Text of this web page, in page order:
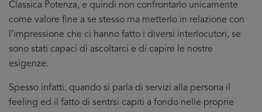
Classica Potenza, e quindi non confrontarlo unicamente
come valore fine a se stesso ma metterlo in relazione con
l’impressione che ci hanno fatto i diversi interlocutori, se
sono stati capaci di ascoltarci e di capire le nostre
esigenze.
Spesso infatti, quando si parla di servizi alla persona il
feeling ed il fatto di sentrsi capiti a fondo nelle proprie